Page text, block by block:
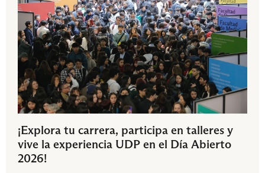
¡Explora tu carrera, participa en talleres y
vive la experiencia UDP en el Día Abierto
2026!